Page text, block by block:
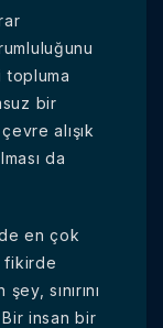
topluma
bir
alışık
da
en çok
fikirde
sınırını
insan bir